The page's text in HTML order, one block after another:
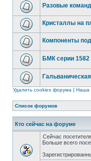
Разовые
Кристаллы на
Компоненты
БМК серии 1582
Удалить cookies форума | Наша
Список форумов
Кто сейчас на форуме
Сейчас
Больше всего